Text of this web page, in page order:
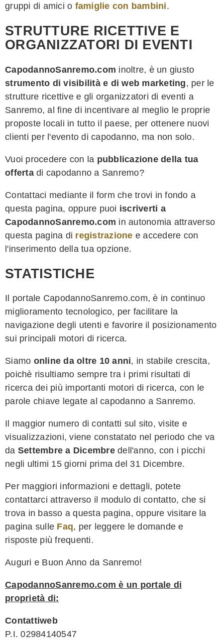
gruppi di amici o famiglie con bambini.
STRUTTURE RICETTIVE E
ORGANIZZATORI DI EVENTI
CapodannoSanremo.com inoltre, è un giusto
strumento di visibilità e di web marketing, per le
strutture ricettive e gli organizzatori di eventi a
Sanremo, al fine di incentivare al meglio le proprie
proposte locali in tutto il paese, per ottenere nuovi
clienti per l'evento di capodanno, ma non solo.
Vuoi procedere con la pubblicazione della tua
offertadi capodanno a Sanremo?
Contattaci mediante il form che trovi in fondo a
questa pagina, oppure puoi iscriverti a
CapodannoSanremo.com in autonomia attraverso
questa pagina di registrazione e accedere con
l'inserimento della tua opzione.
STATISTICHE
Il portale CapodannoSanremo.com, è in continuo
miglioramento tecnologico, per facilitare la
navigazione degli utenti e favorire il posizionamento
sui principali motori di ricerca.
Siamo online da oltre 10 anni, in stabile crescita,
poichè risultiamo sempre tra i primi risultati di
ricerca dei più importanti motori di ricerca, con le
parole chiave legate al capodanno a Sanremo.
Il maggior numero di contatti sul sito, visite e
visualizzazioni, viene constatato nel periodo che va
da Settembre a Dicembredell'anno, con i picchi
negli ultimi 15 giorni prima del 31 Dicembre.
Per maggiori informazioni e dettagli, potete
contattarci attraverso il modulo di contatto, che si
trova in basso a questa pagina, oppure visitare la
pagina sulle Faq, per leggere le domande e
risposte più frequenti.
Auguri e Buon Anno da Sanremo!
CapodannoSanremo.com è un portale di
proprietà di:
Contattiweb
P.I. 02984140547